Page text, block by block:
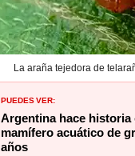
La araña tejedora de
PUEDES VER:
Argentina hace
mamífero acuático de
años